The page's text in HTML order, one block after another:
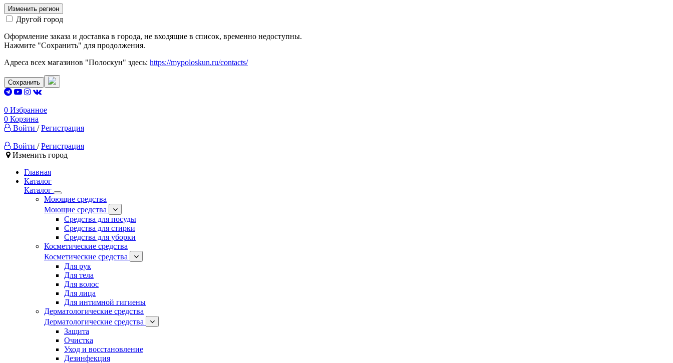
Изменить регион
Другой город
Оформление заказа и доставка в города, не входящие в список, временно недоступны.
Нажмите "Сохранить" для продолжения.
Адреса всех магазинов "Полоскун" здесь: https://mypoloskun.ru/contacts/
Сохранить
0 Избранное
0 Корзина
Войти / Регистрация
Войти / Регистрация
Изменить город
Главная
Каталог
Каталог
Моющие средства
Моющие средства
Средства для посуды
Средства для стирки
Средства для уборки
Косметические средства
Косметические средства
Для рук
Для тела
Для волос
Для лица
Для интимной гигиены
Дерматологические средства
Дерматологические средства
Защита
Очистка
Уход и восстановление
Дезинфекция